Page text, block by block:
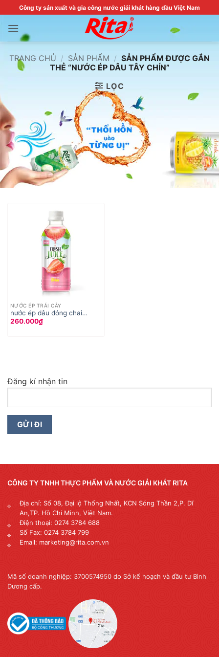
to
content
Công ty sản xuất và gia công nước giải khát hàng đầu Việt Nam
TRANG CHỦ / SẢN PHẨM / SẢN PHẨM ĐƯỢC GẮN
THẺ “NƯỚC ÉP DÂU TÂY CHÍN”
LỌC
NƯỚC ÉP TRÁI CÂY
nước ép dâu đóng chai
350ml
260.000₫
Đăng kí nhận tin
CÔNG TY TNHH THỰC PHẨM VÀ NƯỚC GIẢI KHÁT RITA
Địa chỉ: Số 08, Đại lộ Thống Nhất, KCN Sóng Thần 2,P. Dĩ
An,TP. Hồ Chí Minh, Việt Nam.
Điện thoại: 0274 3784 688
Số Fax: 0274 3784 799
Email: marketing@rita.com.vn
Mã số doanh nghiệp: 3700574950 do Sở kế hoạch và đầu tư Bình
Dương cấp.